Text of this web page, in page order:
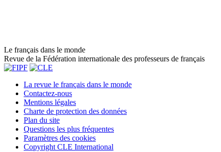
Le français dans le monde
Revue de la Fédération internationale des professeurs de français
La revue le français dans le monde
Contactez-nous
Mentions légales
Charte de protection des données
Plan du site
Questions les plus fréquentes
Paramètres des cookies
Copyright CLE International